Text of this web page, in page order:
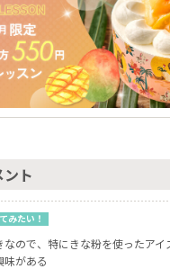
ト
みたい！
なので、特にきな粉を使ったア
味がある